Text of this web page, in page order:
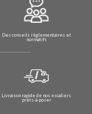
Des conseils réglementaires et
normatifs
Livraison rapide de nos escaliers
prêts-à-poser